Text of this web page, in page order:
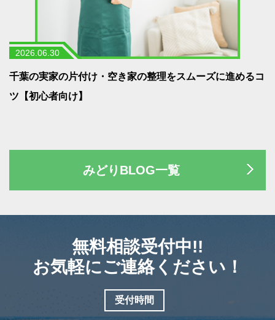
2026.06.30
千葉の実家の片付け・空き家の整理をスムーズに進めるコ
ツ【初心者向け】
みどりBLOG一覧
無料相談受付中!!
お気軽にご連絡ください！
受付時間